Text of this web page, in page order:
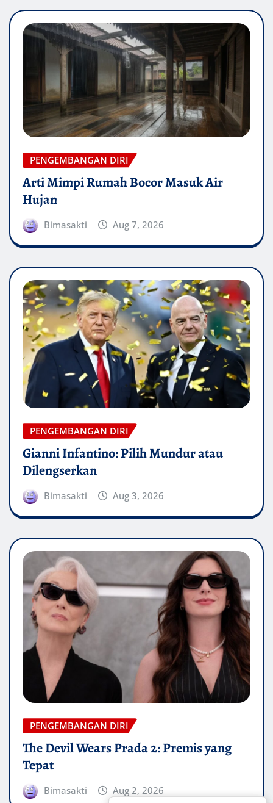
PENGEMBANGAN DIRI
Arti Mimpi Rumah Bocor Masuk Air
Hujan
Bimasakti Aug 7, 2026
PENGEMBANGAN DIRI
Gianni Infantino: Pilih Mundur atau
Dilengserkan
Bimasakti Aug 3, 2026
PENGEMBANGAN DIRI
The Devil Wears Prada 2: Premis yang
Tepat
Bimasakti Aug 2, 2026